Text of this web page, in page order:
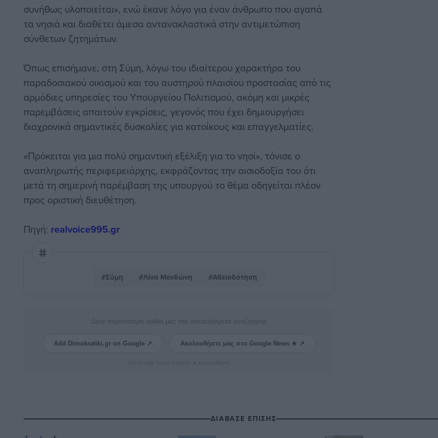
συνήθως υλοποιείται», ενώ έκανε λόγο για έναν άνθρωπο που αγαπά
τα νησιά και διαθέτει άμεσα αντανακλαστικά στην αντιμετώπιση
σύνθετων ζητημάτων.
Όπως επισήμανε, στη Σύμη, λόγω του ιδιαίτερου χαρακτήρα του
παραδοσιακού οικισμού και του αυστηρού πλαισίου προστασίας από τις
αρμόδιες υπηρεσίες του Υπουργείου Πολιτισμού, ακόμη και μικρές
παρεμβάσεις απαιτούν εγκρίσεις, γεγονός που έχει δημιουργήσει
διαχρονικά σημαντικές δυσκολίες για κατοίκους και επαγγελματίες.
«Πρόκειται για μια πολύ σημαντική εξέλιξη για το νησί», τόνισε ο
αναπληρωτής περιφερειάρχης, εκφράζοντας την αισιοδοξία του ότι
μετά τη σημερινή παρέμβαση της υπουργού το θέμα οδηγείται πλέον
προς οριστική διευθέτηση.
Πηγή: realvoice995.gr
#Σύμη #Λίνα Μενδώνη #Αδειοδότηση
Δείτε περισσότερα άρθρα μας στα αποτελέσματα αναζήτησης
Add Dimokratiki.gr on Google ↗ Ακολουθήστε μας στο Google News ★ ↗
ΔΙΑΒΑΣΕ ΕΠΙΣΗΣ